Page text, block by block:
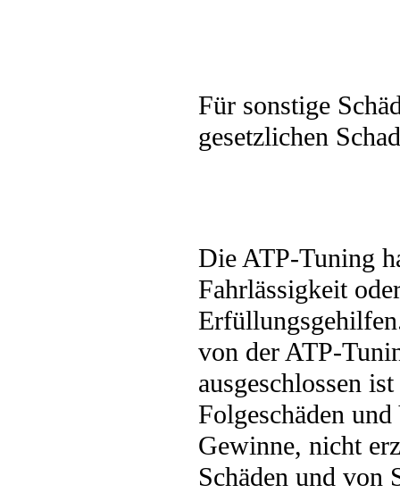
Für sonstige
gesetzlichen
Die ATP-Tuning
Fahrlässigkeit
von der ATP-
ausgeschlossen
Folgeschäden und
Gewinne, nicht
Schäden und von